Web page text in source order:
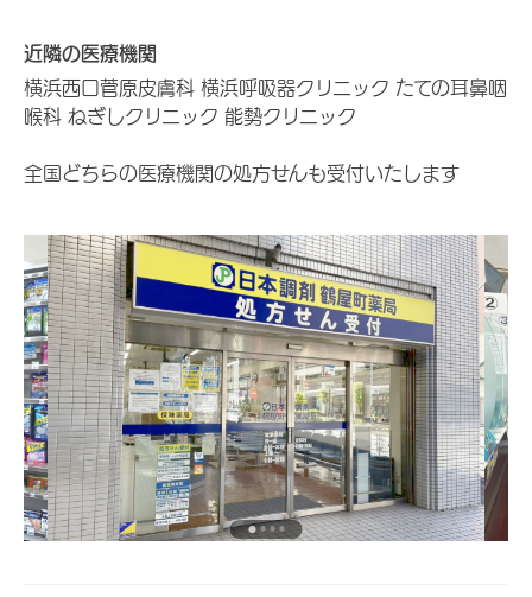
近隣の医療機関
横浜西口菅原皮膚科 横浜呼吸器クリニック たての耳鼻咽
喉科 ねぎしクリニック 能勢クリニック
全国どちらの医療機関の処方せんも受付いたします